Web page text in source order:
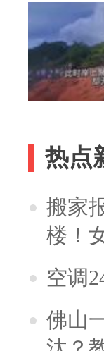
热点
搬家
楼！
空调
佛山